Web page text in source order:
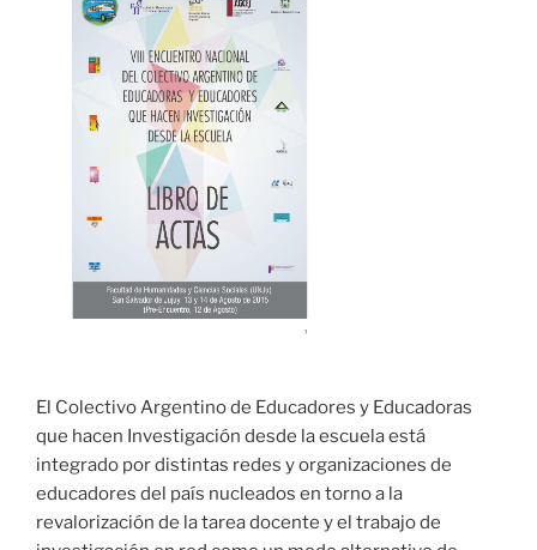
El Colectivo Argentino de Educadores y Educadoras
que hacen Investigación desde la escuela está
integrado por distintas redes y organizaciones de
educadores del país nucleados en torno a la
revalorización de la tarea docente y el trabajo de